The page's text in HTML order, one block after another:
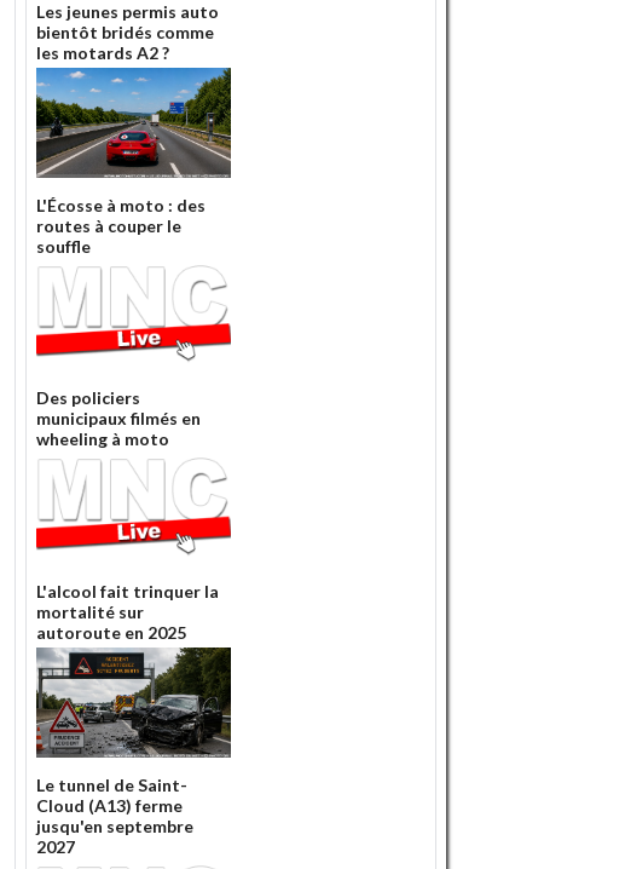
Les jeunes permis auto
bientôt bridés comme
les motards A2 ?
L'Écosse à moto : des
routes à couper le
souffle
Des policiers
municipaux filmés en
wheeling à moto
L'alcool fait trinquer la
mortalité sur
autoroute en 2025
Le tunnel de Saint-
Cloud (A13) ferme
jusqu'en septembre
2027